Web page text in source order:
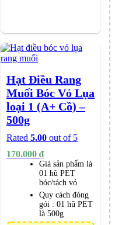
Hạt Điều Rang
Muối Bóc Vỏ Lụa
loại 1 (A+ Cồ) –
500g
Rated 5.00 out of 5
170.000 ₫
Giá sản phẩm là
01 hũ PET
bóc/tách vỏ
Quy cách đóng
gói : 01 hũ PET
là 500g